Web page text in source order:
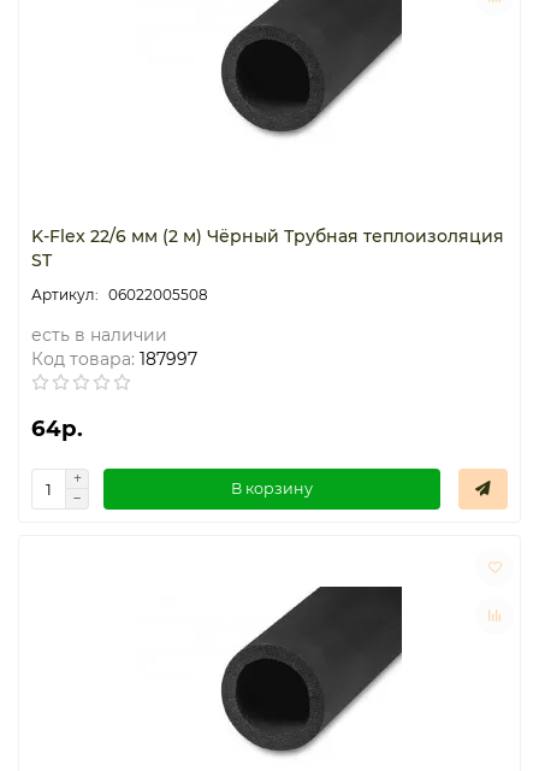
K-Flex 22/6 мм (2 м) Чёрный Трубная теплоизоляция
ST
06022005508
есть в наличии
Код товара: 187997
64р.
В корзину